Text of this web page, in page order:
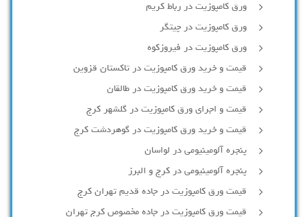
ورق کامپوزیت در رباط کریم
ورق کامپوزیت در چیتگر
ورق کامپوزیت در فیروزکوه
قیمت و خرید ورق کامپوزیت در تاکستان قزوین
قیمت و خرید ورق کامپوزیت در طالقان
قیمت و اجرای ورق کامپوزیت در گلشهر کرج
قیمت و خرید ورق کامپوزیت در گوهردشت کرج
پنجره آلومینیومی در لواسان
پنجره آلومینیومی در کرج و البرز
قیمت ورق کامپوزیت در جاده قدیم تهران کرج
قیمت ورق کامپوزیت در جاده مخصوص کرج تهران